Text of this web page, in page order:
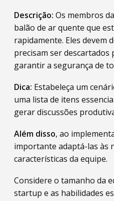
Descrição: Os membros
balão de ar quente que
rapidamente. Eles devem
precisam ser descartados
garantir a segurança de
Dica: Estabeleça um
uma lista de itens
gerar discussões
Além disso, ao
importante adaptá-las às
características da equipe.
Considere o tamanho da
startup e as habilidades